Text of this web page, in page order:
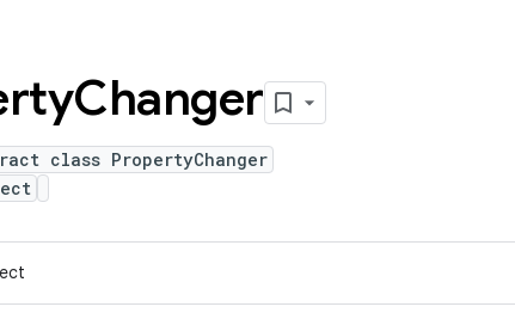
Changer
class PropertyChanger